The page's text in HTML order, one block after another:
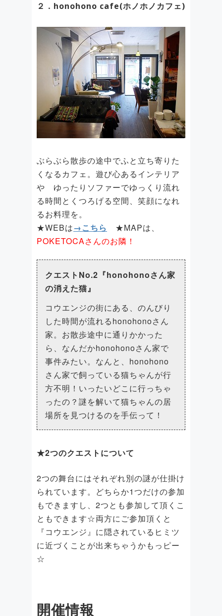
２．honohono cafe(ホノホノカフェ)
ぶらぶら散歩の途中でふと立ち寄りた
くなるカフェ。遊び心あるインテリア
や ゆったりソファーでゆっくり流れ
る時間とくつろげる空間、笑顔になれ
るお料理を。
★WEBは→こちら
★MAPは、
POKETOCAさんのお隣！
クエストNo.2『honohonoさん家
の消えた猫』
コウエンジの街にある、のんびり
した時間が流れるhonohonoさん
家。お散歩途中に通りかかった
ら、なんだかhonohonoさん家で
事件みたい。なんと、honohono
さん家で飼っている猫ちゃんが行
方不明！いったいどこに行っちゃ
ったの？謎を解いて猫ちゃんの居
場所を見つけるのを手伝って！
★2つのクエストについて
2つの舞台にはそれぞれ別の謎が仕掛け
られています。どちらか1つだけの参加
もできますし、2つとも参加して頂くこ
ともできます☆両方にご参加頂くと
『コウエンジ』に隠されているヒミツ
に近づくことが出来ちゃうかもっピー
☆
開催情報